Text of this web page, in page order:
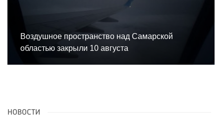
Воздушное пространство над Самарской
областью закрыли 10 августа
НОВОСТИ